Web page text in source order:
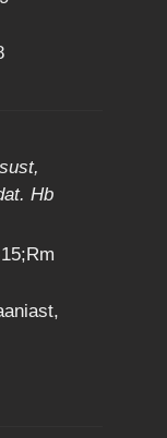
Hb